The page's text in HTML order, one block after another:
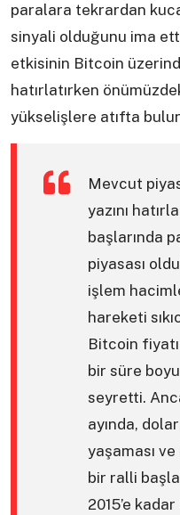
paralara tekrardan
sinyali olduğunu ima
etkisinin Bitcoin
hatırlatırken
yükselişlere atıfta
Mevcut
yazını
başlarında
piyasası
işlem
hareketi
Bitcoin
bir süre
seyretti.
ayında,
yaşaması
bir ralli
2015’e